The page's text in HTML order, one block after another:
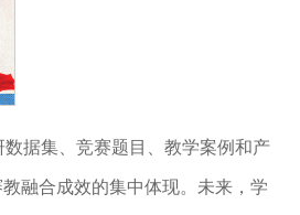
据集、竞赛题目、教学案例和产
融合成效的集中体现。未来，学